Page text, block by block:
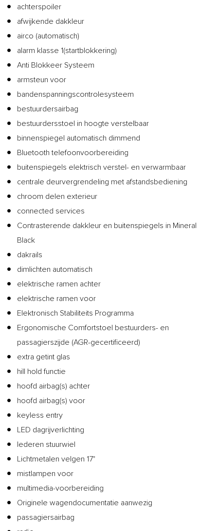
achterspoiler
afwijkende dakkleur
airco (automatisch)
alarm klasse 1(startblokkering)
Anti Blokkeer Systeem
armsteun voor
bandenspanningscontrolesysteem
bestuurdersairbag
bestuurdersstoel in hoogte verstelbaar
binnenspiegel automatisch dimmend
Bluetooth telefoonvoorbereiding
buitenspiegels elektrisch verstel- en verwarmbaar
centrale deurvergrendeling met afstandsbediening
chroom delen exterieur
connected services
Contrasterende dakkleur en buitenspiegels in Mineral
Black
dakrails
dimlichten automatisch
elektrische ramen achter
elektrische ramen voor
Elektronisch Stabiliteits Programma
Ergonomische Comfortstoel bestuurders- en
passagierszijde (AGR-gecertificeerd)
extra getint glas
hill hold functie
hoofd airbag(s) achter
hoofd airbag(s) voor
keyless entry
LED dagrijverlichting
lederen stuurwiel
Lichtmetalen velgen 17"
mistlampen voor
multimedia-voorbereiding
Originele wagendocumentatie aanwezig
passagiersairbag